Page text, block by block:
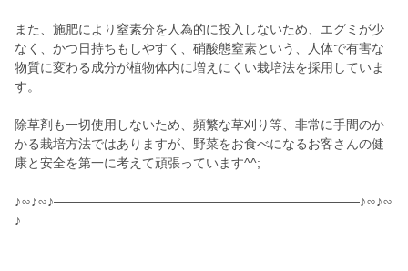
また、施肥により窒素分を人為的に投入しないため、エグミが少
なく、かつ日持ちもしやすく、硝酸態窒素という、人体で有害な
物質に変わる成分が植物体内に増えにくい栽培法を採用していま
す。
除草剤も一切使用しないため、頻繁な草刈り等、非常に手間のか
かる栽培方法ではありますが、野菜をお食べになるお客さんの健
康と安全を第一に考えて頑張っています^^;
♪∽♪∽♪————————————————————————♪∽♪∽
♪